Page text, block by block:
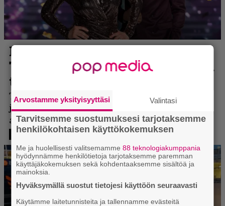
Arvostamme yksityisyyttäsi Valintasi
Tarvitsemme suostumuksesi tarjotaksemme
henkilökohtaisen käyttökokemuksen
Me ja huolellisesti valitsemamme88 teknologiakumppania
hyödynnämme henkilötietoja tarjotaksemme paremman
käyttäjäkokemuksen sekä kohdentaaksemme sisältöä ja
mainoksia.
Hyväksymällä suostut tietojesi käyttöön seuraavasti
Käytämme laitetunnisteita ja tallennamme evästeitä